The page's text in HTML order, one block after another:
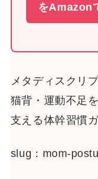
をAmazon
メタディスクリ
猫背・運動不足
支える体幹習慣ガ
slug：mom-